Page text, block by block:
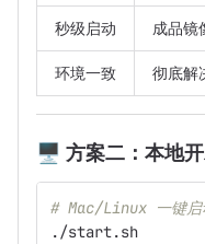
秒级启动 成品镜
环境一致 彻底解
🖥 方案二：本地
# Mac/Linux 一键启
./start.sh